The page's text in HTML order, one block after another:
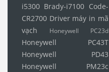
i5300 Brady-i7100 Code-
CR2700 Driver máy in mã
vạch
Honeywell PC23d
Honeywell PC43T
Honeywell PD43
Honeywell PM23c